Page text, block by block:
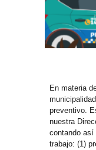
En materia
preventivo.
nuestra
contando así
trabajo: (1)